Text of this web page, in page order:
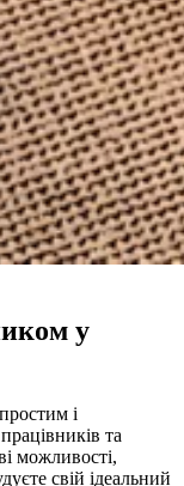
у
і
та
можливості,
свій ідеальний